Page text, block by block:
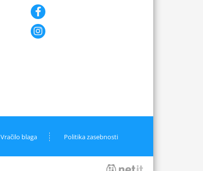
Vračilo blaga Politika zasebnosti